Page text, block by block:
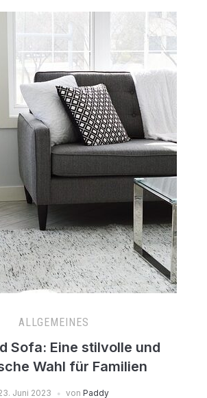
ALLGEMEINES
Sofa: Eine stilvolle und
Wahl für Familien
Juni 2023 von Paddy